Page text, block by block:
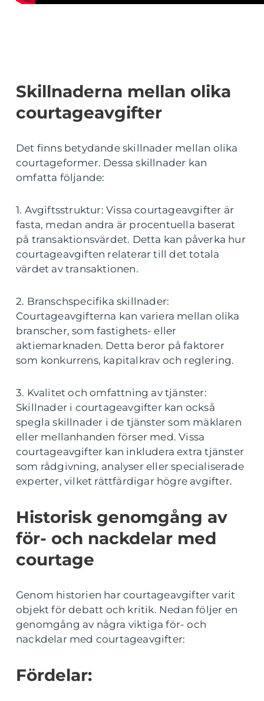
Skillnaderna mellan olika
courtageavgifter
Det finns betydande skillnader mellan olika
courtageformer. Dessa skillnader kan
omfatta följande:
1. Avgiftsstruktur: Vissa courtageavgifter är
fasta, medan andra är procentuella baserat
på transaktionsvärdet. Detta kan påverka hur
courtageavgiften relaterar till det totala
värdet av transaktionen.
2. Branschspecifika skillnader:
Courtageavgifterna kan variera mellan olika
branscher, som fastighets- eller
aktiemarknaden. Detta beror på faktorer
som konkurrens, kapitalkrav och reglering.
3. Kvalitet och omfattning av tjänster:
Skillnader i courtageavgifter kan också
spegla skillnader i de tjänster som mäklaren
eller mellanhanden förser med. Vissa
courtageavgifter kan inkludera extra tjänster
som rådgivning, analyser eller specialiserade
experter, vilket rättfärdigar högre avgifter.
Historisk genomgång av
för- och nackdelar med
courtage
Genom historien har courtageavgifter varit
objekt för debatt och kritik. Nedan följer en
genomgång av några viktiga för- och
nackdelar med courtageavgifter:
Fördelar: